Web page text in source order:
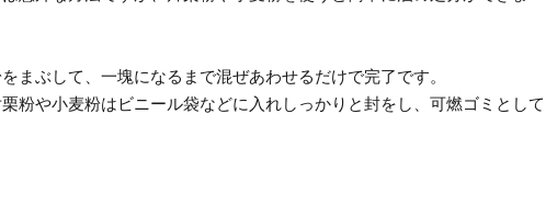
まぶして、一塊になるまで混ぜあわせるだけで完了です。
粉や小麦粉はビニール袋などに入れしっかりと封をし、可燃ゴミとして